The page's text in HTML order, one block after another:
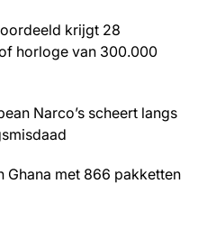
krijgt 28
horloge van 300.000
Narco’s scheert langs
Ghana met 866 pakketten